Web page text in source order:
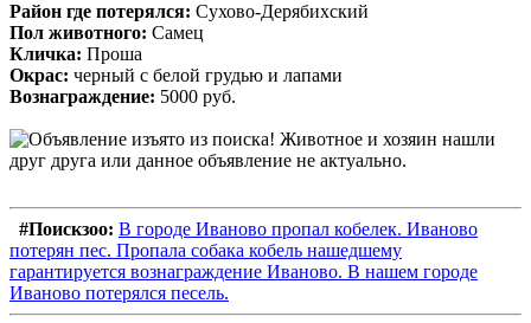
Район где потерялся: Сухово-Дерябихский
Пол животного: Самец
Кличка: Проша
Окрас: черный с белой грудью и лапами
Вознаграждение: 5000 руб.
#Поискзоо: В городе Иваново пропал кобелек. Иваново
потерян пес. Пропала собака кобель нашедшему
гарантируется вознаграждение Иваново. В нашем городе
Иваново потерялся песель.